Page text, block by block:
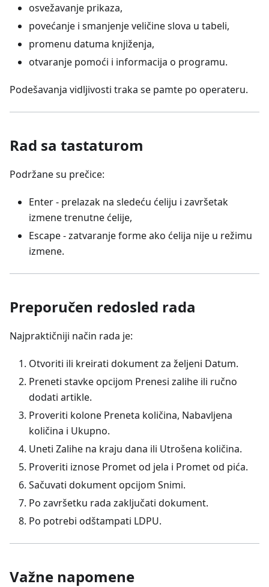
osvežavanje prikaza,
povećanje i smanjenje veličine slova u tabeli,
promenu datuma knjiženja,
otvaranje pomoći i informacija o programu.
Podešavanja vidljivosti traka se pamte po operateru.
Rad sa tastaturom
Podržane su prečice:
Enter - prelazak na sledeću ćeliju i završetak
izmene trenutne ćelije,
Escape - zatvaranje forme ako ćelija nije u režimu
izmene.
Preporučen redosled rada
Najpraktičniji način rada je:
Otvoriti ili kreirati dokument za željeni Datum.
Preneti stavke opcijom Prenesi zalihe ili ručno
dodati artikle.
Proveriti kolone Preneta količina, Nabavljena
količina i Ukupno.
Uneti Zalihe na kraju dana ili Utrošena količina.
Proveriti iznose Promet od jela i Promet od pića.
Sačuvati dokument opcijom Snimi.
Po završetku rada zaključati dokument.
Po potrebi odštampati LDPU.
Važne napomene